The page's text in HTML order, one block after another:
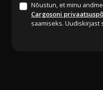
Nõustun, et minu
Cargosoni
saamiseks. Uudiskirjast